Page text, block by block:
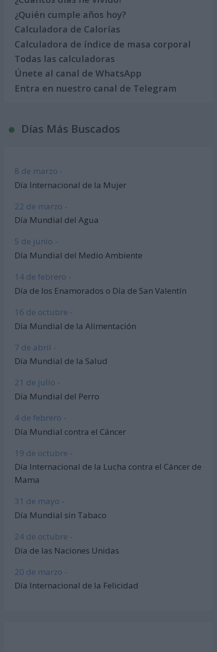
¿Quién cumple años hoy?
Calculadora de Calorías
Calculadora de índice de masa corporal
Todas las calculadoras
Únete al canal de WhatsApp
Entra en nuestro canal de Telegram
Días Más Buscados
8 de marzo -
Día Internacional de la Mujer
22 de marzo -
Día Mundial del Agua
5 de junio -
Día Mundial del Medio Ambiente
14 de febrero -
Día de los Enamorados o Día de San Valentín
16 de octubre -
Día Mundial de la Alimentación
7 de abril -
Día Mundial de la Salud
21 de julio -
Día Mundial del Perro
4 de febrero -
Día Mundial contra el Cáncer
19 de octubre -
Día Internacional de la Lucha contra el Cáncer de
Mama
31 de mayo -
Día Mundial sin Tabaco
24 de octubre -
Día de las Naciones Unidas
20 de marzo -
Día Internacional de la Felicidad